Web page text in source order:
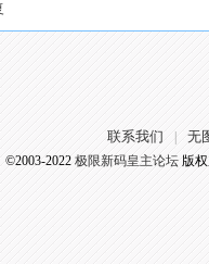
联系我们 无
©2003-2022 极限新码皇主论坛版权